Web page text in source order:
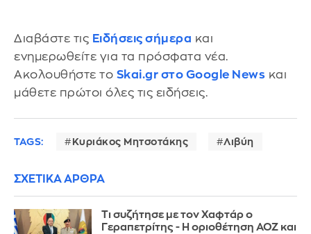
Διαβάστε τις Ειδήσεις σήμερα και
ενημερωθείτε για τα πρόσφατα νέα.
Ακολουθήστε το Skai.gr στο Google News και
μάθετε πρώτοι όλες τις ειδήσεις.
TAGS: Κυριάκος Μητσοτάκης Λιβύη
ΣΧΕΤΙΚΑ ΑΡΘΡΑ
Τι συζήτησε με τον Χαφτάρ ο
Γεραπετρίτης - Η οριοθέτηση ΑΟΖ και